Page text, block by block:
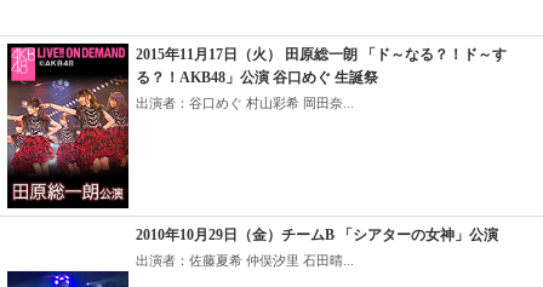
2015年11月17日（火） 田原総一朗 「ド～なる？！ド～す
る？！AKB48」公演 谷口めぐ 生誕祭
出演者：谷口めぐ 村山彩希 岡田奈...
2010年10月29日（金）チームB 「シアターの女神」公演
出演者：佐藤夏希 仲俣汐里 石田晴...